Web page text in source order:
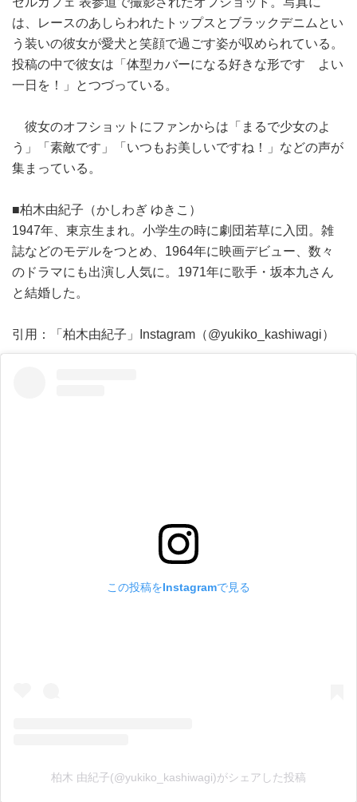
は、レースのあしらわれたトップスとブラックデニムとい
う装いの彼女が愛犬と笑顔で過ごす姿が収められている。
投稿の中で彼女は「体型カバーになる好きな形です よい
一日を！」とつづっている。
彼女のオフショットにファンからは「まるで少女のよ
う」「素敵です」「いつもお美しいですね！」などの声が
集まっている。
■柏木由紀子（かしわぎ ゆきこ）
1947年、東京生まれ。小学生の時に劇団若草に入団。雑
誌などのモデルをつとめ、1964年に映画デビュー、数々
のドラマにも出演し人気に。1971年に歌手・坂本九さん
と結婚した。
引用：「柏木由紀子」Instagram（@yukiko_kashiwagi）
この投稿をInstagramで見る
柏木 由紀子(@yukiko_kashiwagi)がシェアした投稿